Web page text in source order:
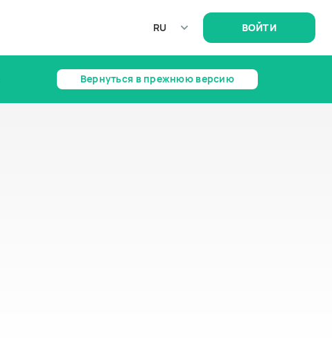
RU ВОЙТИ
Вернуться в прежнюю версию